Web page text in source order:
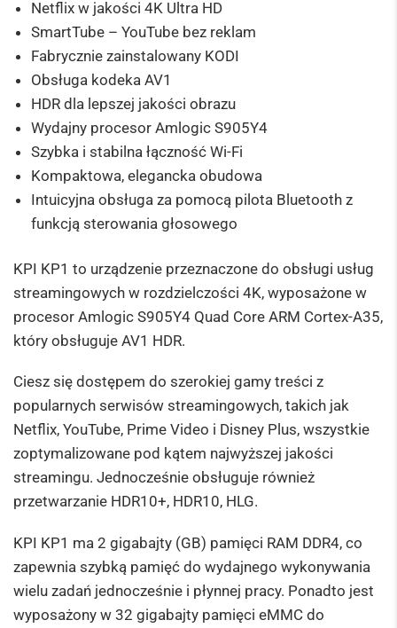
Netflix w jakości 4K Ultra HD
SmartTube – YouTube bez reklam
Fabrycznie zainstalowany KODI
Obsługa kodeka AV1
HDR dla lepszej jakości obrazu
Wydajny procesor Amlogic S905Y4
Szybka i stabilna łączność Wi-Fi
Kompaktowa, elegancka obudowa
Intuicyjna obsługa za pomocą pilota Bluetooth z
funkcją sterowania głosowego
KPI KP1 to urządzenie przeznaczone do obsługi usług
streamingowych w rozdzielczości 4K, wyposażone w
procesor Amlogic S905Y4 Quad Core ARM Cortex-A35,
który obsługuje AV1 HDR.
Ciesz się dostępem do szerokiej gamy treści z
popularnych serwisów streamingowych, takich jak
Netflix, YouTube, Prime Video i Disney Plus, wszystkie
zoptymalizowane pod kątem najwyższej jakości
streamingu. Jednocześnie obsługuje również
przetwarzanie HDR10+, HDR10, HLG.
KPI KP1 ma 2 gigabajty (GB) pamięci RAM DDR4, co
zapewnia szybką pamięć do wydajnego wykonywania
wielu zadań jednocześnie i płynnej pracy. Ponadto jest
wyposażony w 32 gigabajty pamięci eMMC do